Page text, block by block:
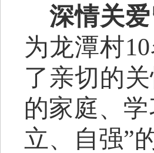
深情关
为龙潭村10
了亲切的
的家庭、
立、自强”